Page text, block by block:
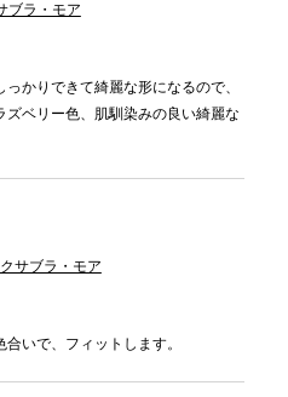
ブラ・モア
かりできて綺麗な形になるので、
ベリー色、肌馴染みの良い綺麗な
サブラ・モア
いで、フィットします。